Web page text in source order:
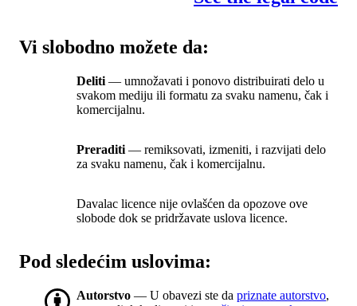
Vi slobodno možete da:
Deliti — umnožavati i ponovo distribuirati delo u
svakom mediju ili formatu za svaku namenu, čak i
komercijalnu.
Preraditi — remiksovati, izmeniti, i razvijati delo
za svaku namenu, čak i komercijalnu.
Davalac licence nije ovlašćen da opozove ove
slobode dok se pridržavate uslova licence.
Pod sledećim uslovima:
Autorstvo — U obavezi ste da priznate autorstvo,